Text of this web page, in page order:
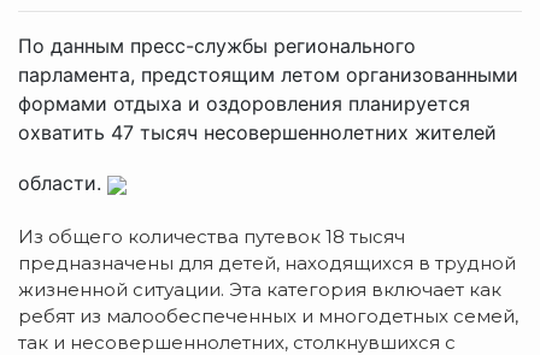
По данным пресс-службы регионального
парламента, предстоящим летом организованными
формами отдыха и оздоровления планируется
охватить 47 тысяч несовершеннолетних жителей
области.
Из общего количества путевок 18 тысяч
предназначены для детей, находящихся в трудной
жизненной ситуации. Эта категория включает как
ребят из малообеспеченных и многодетных семей,
так и несовершеннолетних, столкнувшихся с